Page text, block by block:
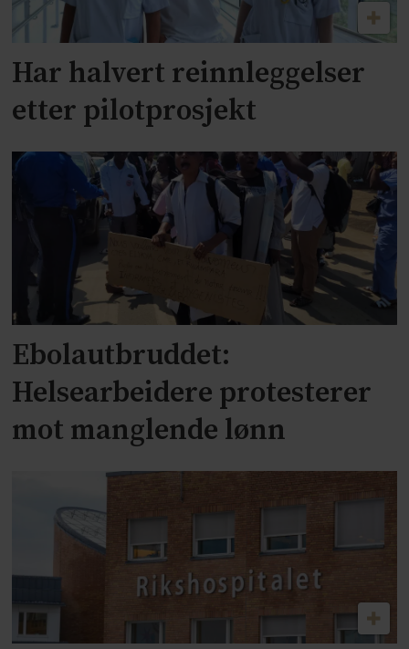
Har halvert reinnleggelser
etter pilotprosjekt
Ebolautbruddet:
Helsearbeidere protesterer
mot manglende lønn